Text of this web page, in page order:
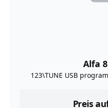
Alfa
123\TUNE USB
Preis